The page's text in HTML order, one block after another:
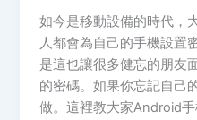
如今是移動設備的時代，
人都會為自己的手機設置
是這也讓很多健忘的朋友
的密碼。如果你忘記自己
做。這裡教大家Android